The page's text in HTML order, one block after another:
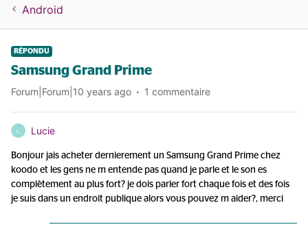
Android
RÉPONDU
Samsung Grand Prime
Forum|Forum|10 years ago 1 commentaire
L Lucie
Bonjour jais acheter dernierement un Samsung Grand Prime chez
koodo et les gens ne m entende pas quand je parle et le son es
complètement au plus fort? je dois parler fort chaque fois et des fois
je suis dans un endroit publique alors vous pouvez m aider?, merci